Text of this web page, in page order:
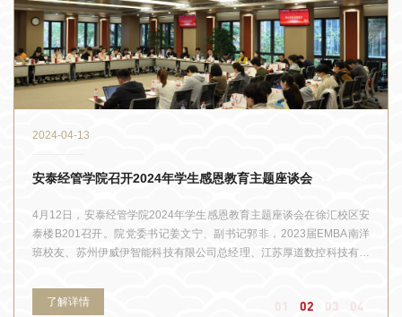
02 03 04
2024-04-13
安泰经管学院召开2024年学生感恩教育主题座谈会
4月12日，安泰经管学院2024年学生感恩教育主题座谈会在徐汇校区安
泰楼B201召开。院党委书记姜文宁、副书记郭非，2023届EMBA南洋
班校友、苏州伊威伊智能科技有限公司总经理、江苏厚道数控科技有限
及班主任代表等50余人出席会议。会议由院学生工作与职业发展办公室
主任王璐怡主持。安泰学生服务社负责人杨同学作2023年工作总结。他
了解详情